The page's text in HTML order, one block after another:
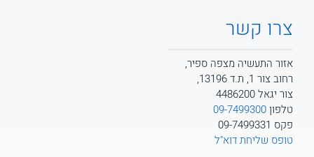
צרו קשר
אזור התעשיה מצפה ספיר,
רחוב צור 1, ת.ד 13196,
צור יגאל 4486200
טלפון09-7499300
פקס 09-7499331
טופס שליחת דוא"ל